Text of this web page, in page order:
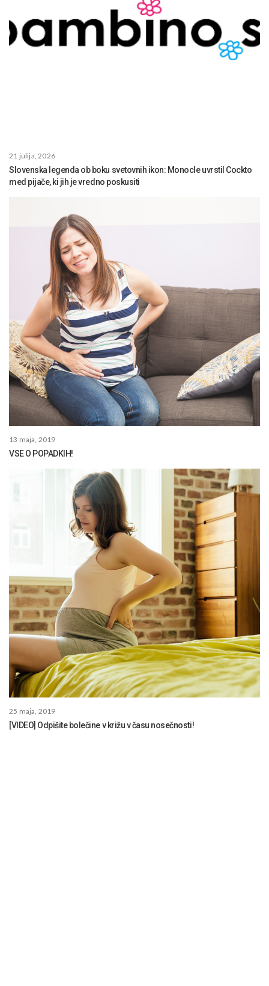
21 julija, 2026
Slovenska legenda ob boku svetovnih ikon: Monocle uvrstil Cockto
med pijače, ki jih je vredno poskusiti
13 maja, 2019
VSE O POPADKIH!
25 maja, 2019
[VIDEO] Odpišite bolečine v križu v času nosečnosti!